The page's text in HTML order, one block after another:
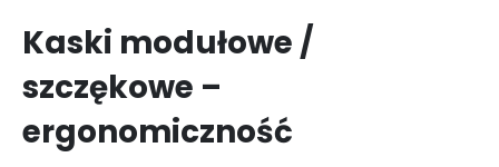
Kaski modułowe /
szczękowe –
ergonomiczność